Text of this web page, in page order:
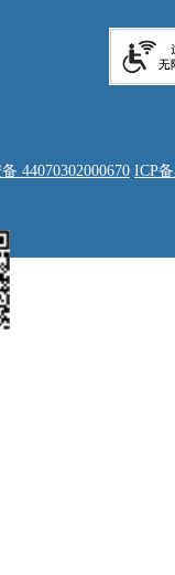
44070302000670 ICP